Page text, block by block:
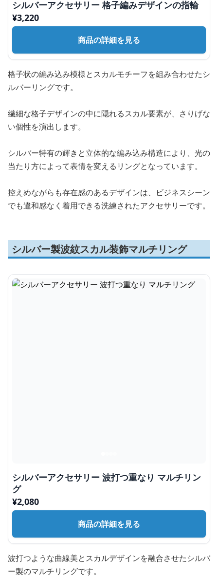
シルバーアクセサリー 格子編みデザインの指輪
¥3,220
商品の詳細を見る
格子状の編み込み模様とスカルモチーフを組み合わせたシ
ルバーリングです。
繊細な格子デザインの中に隠れるスカル要素が、さりげな
い個性を演出します。
シルバー特有の輝きと立体的な編み込み構造により、光の
当たり方によって表情を変えるリングとなっています。
控えめながらも存在感のあるデザインは、ビジネスシーン
でも違和感なく着用できる洗練されたアクセサリーです。
シルバー製波紋スカル装飾マルチリング
シルバーアクセサリー 波打つ重なり マルチリン
グ
¥2,080
商品の詳細を見る
波打つような曲線美とスカルデザインを融合させたシルバ
ー製のマルチリングです。